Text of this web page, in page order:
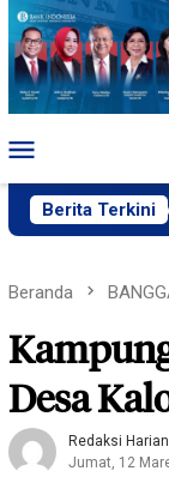
Loncat
konten
Mobile
Berita Terkini
Menu Paket Nasi
Beranda
Desa
Redaksi
Jumat, 12